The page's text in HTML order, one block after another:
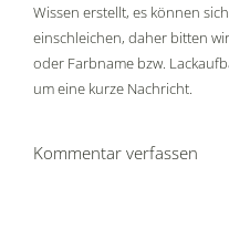
Wissen erstellt, es können
einschleichen, daher bitten
oder Farbname bzw.
um eine kurze Nachricht.
Kommentar verfassen